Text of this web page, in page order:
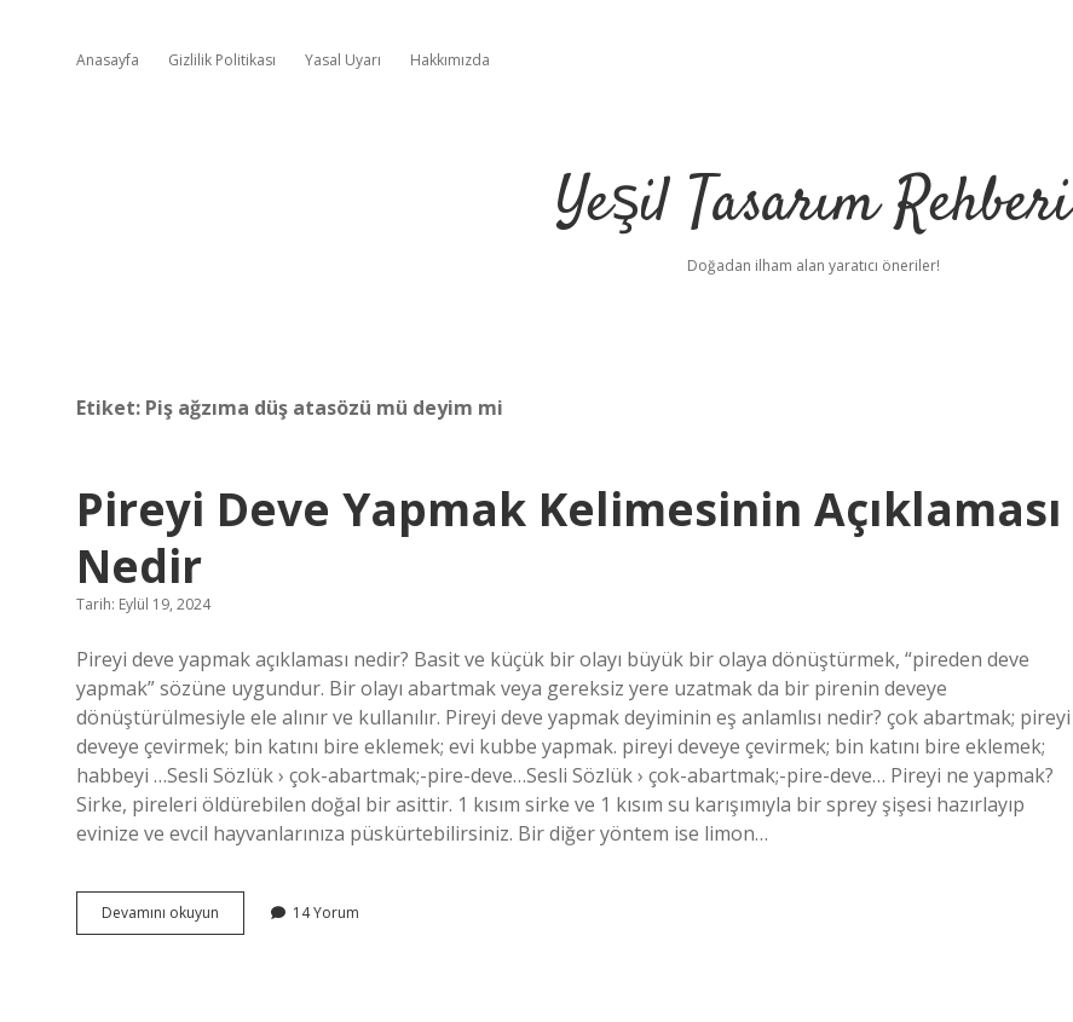
Anasayfa Gizlilik Politikası Yasal Uyarı Hakkımızda
Yeşil Tasarım Rehberi
Doğadan ilham alan yaratıcı öneriler!
Etiket: Piş ağzıma düş atasözü mü deyim mi
Pireyi Deve Yapmak Kelimesinin Açıklaması
Nedir
Tarih: Eylül 19, 2024
Pireyi deve yapmak açıklaması nedir? Basit ve küçük bir olayı büyük bir olaya dönüştürmek, “pireden deve
yapmak” sözüne uygundur. Bir olayı abartmak veya gereksiz yere uzatmak da bir pirenin deveye
dönüştürülmesiyle ele alınır ve kullanılır. Pireyi deve yapmak deyiminin eş anlamlısı nedir? çok abartmak; pireyi
deveye çevirmek; bin katını bire eklemek; evi kubbe yapmak. pireyi deveye çevirmek; bin katını bire eklemek;
habbeyi …Sesli Sözlük › çok-abartmak;-pire-deve…Sesli Sözlük › çok-abartmak;-pire-deve… Pireyi ne yapmak?
Sirke, pireleri öldürebilen doğal bir asittir. 1 kısım sirke ve 1 kısım su karışımıyla bir sprey şişesi hazırlayıp
evinize ve evcil hayvanlarınıza püskürtebilirsiniz. Bir diğer yöntem ise limon…
Devamını okuyun
Deve
14 Yorum